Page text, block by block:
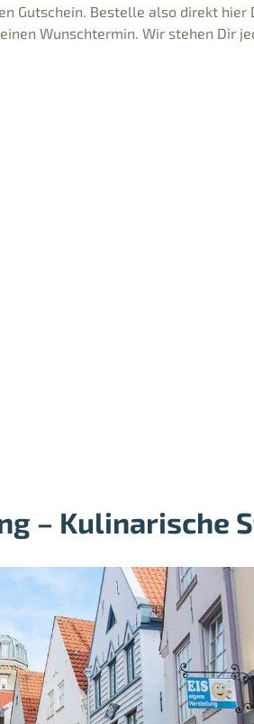
Gutschein. Bestelle also direkt hier
Wunschtermin. Wir stehen Dir
– Kulinarische